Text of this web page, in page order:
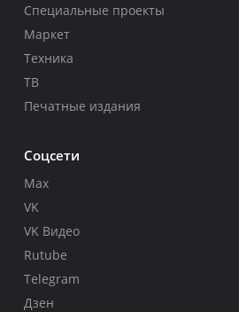
Специальные проекты
Маркет
Техника
ТВ
Печатные издания
Соцсети
Max
VK
VK Видео
Rutube
Telegram
Дзен